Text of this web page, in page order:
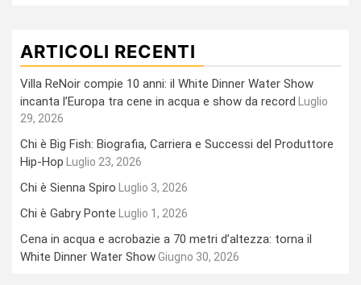
ARTICOLI RECENTI
Villa ReNoir compie 10 anni: il White Dinner Water Show
incanta l’Europa tra cene in acqua e show da record Luglio
29, 2026
Chi è Big Fish: Biografia, Carriera e Successi del Produttore
Hip-Hop Luglio 23, 2026
Chi è Sienna Spiro Luglio 3, 2026
Chi è Gabry Ponte Luglio 1, 2026
Cena in acqua e acrobazie a 70 metri d’altezza: torna il
White Dinner Water ShowGiugno 30, 2026